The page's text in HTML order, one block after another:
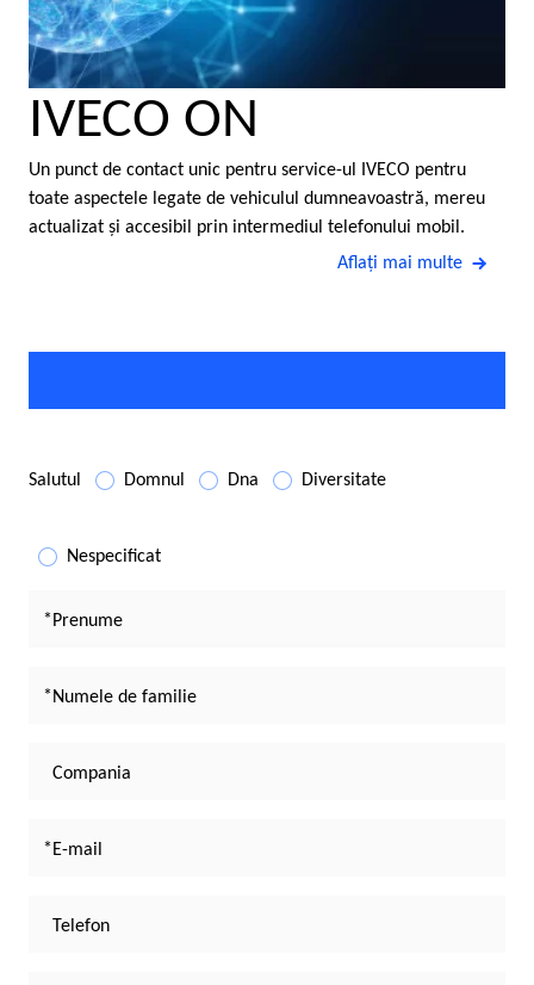
IVECO ON
Un punct de contact unic pentru service-ul IVECO pentru
toate aspectele legate de vehiculul dumneavoastră, mereu
actualizat şi accesibil prin intermediul telefonului mobil.
Aflaţi mai multe
Salutul Domnul Dna Diversitate
Nespecificat
Prenume
Numele de familie
Compania
E-mail
Telefon